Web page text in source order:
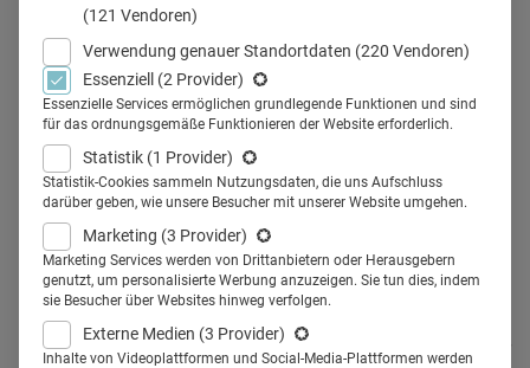
Unternehmen aus der Pharmabranche entdecken das
Format als gutes Marketinginstrument. Diese sechs
Pharmafirmen machen es vor und betreiben spannende
Podcasts.
Die Nutzung von Podcasts in Deutschland steigt an. Laut
Statista liegt derAnteil der Podcast-Nutzer bei 25
. Unter den befragten Podcast-Hörern in
Deutschland gehören Nachrichten und Politik und
Wissenspodcasts zu den beliebtesten. Podcast aus der
Kategorie "Lifestyle und Gesundheit" finden auch eine
treue Hörerschaft. 22 Prozent der befragten Podcast-Nutzer
(121 Vendoren)
Verwendung genauer Standortdaten (220 Vendoren)
Essenziell
(2 Provider)
Essenzielle Services ermöglichen grundlegende Funktionen und sind
für das ordnungsgemäße Funktionieren der Website erforderlich.
Statistik (1 Provider)
Statistik-Cookies sammeln Nutzungsdaten, die uns Aufschluss
darüber geben, wie unsere Besucher mit unserer Website umgehen.
Marketing (3 Provider)
Marketing Services werden von Drittanbietern oder Herausgebern
genutzt, um personalisierte Werbung anzuzeigen. Sie tun dies, indem
sie Besucher über Websites hinweg verfolgen.
Externe Medien (3 Provider)
Inhalte von Videoplattformen und Social-Media-Plattformen werden